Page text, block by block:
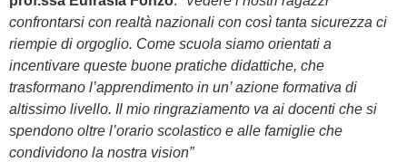
confrontarsi con realtà nazionali con così tanta sicurezza ci
riempie di orgoglio. Come scuola siamo orientati a
incentivare queste buone pratiche didattiche, che
trasformano l’apprendimento in un’ azione formativa di
altissimo livello. Il mio ringraziamento va ai docenti che si
spendono oltre l’orario scolastico e alle famiglie che
condividono la nostra vision”